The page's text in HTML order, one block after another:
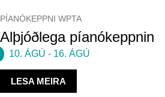
PÍANÓKEPPNI WPTA
Alþjóðlega píanókeppnin
10. ÁGÚ - 16. ÁGÚ
LESA MEIRA